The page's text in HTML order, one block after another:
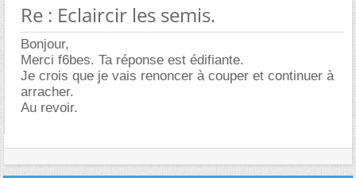
Re : Eclaircir les semis.
Bonjour,
Merci f6bes. Ta réponse est édifiante.
Je crois que je vais renoncer à couper et continuer à
arracher.
Au revoir.